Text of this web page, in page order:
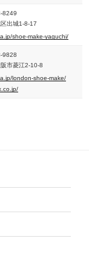
8249
出城1-8-17
shoe-make-yaguchi/
9828
市菱江2-10-8
london-shoe-make/